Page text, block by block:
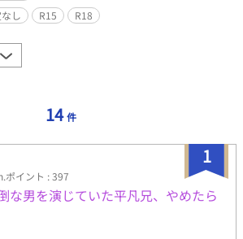
し R15 R18
14 件
1
ポイント : 397
な男を演じていた平凡兄、やめたら